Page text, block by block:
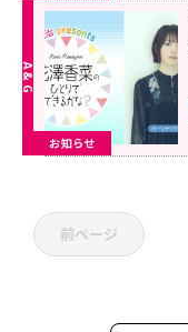
お知らせ
前ページ